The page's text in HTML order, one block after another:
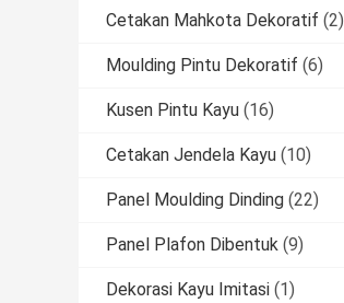
Cetakan Mahkota Dekoratif (2)
Moulding Pintu Dekoratif (6)
Kusen Pintu Kayu (16)
Cetakan Jendela Kayu (10)
Panel Moulding Dinding (22)
Panel Plafon Dibentuk (9)
Dekorasi Kayu Imitasi (1)